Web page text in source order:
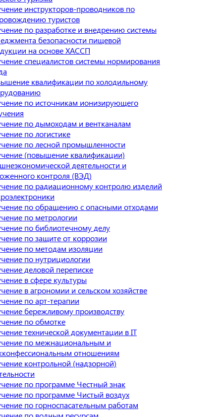
инструкторов-проводников по
туристов
по разработке и внедрению системы
безопасности пищевой
на основе ХАССП
специалистов системы нормирования
квалификации по холодильному
по источникам ионизирующего
по дымоходам и вентканалам
по логистике
по лесной промышленности
(повышение квалификации)
деятельности и
контроля (ВЭД)
по радиационному контролю изделий
по обращению с опасными отходами
по метрологии
по библиотечному делу
по защите от коррозии
по методам изоляции
по нутрициологии
деловой переписке
в сфере культуры
в агрономии и сельском хозяйстве
по арт-терапии
бережливому производству
по обмотке
технической документации в IT
по межнациональным и
отношениям
контрольной (надзорной)
по программе Честный знак
по программе Чистый воздух
по горноспасательным работам